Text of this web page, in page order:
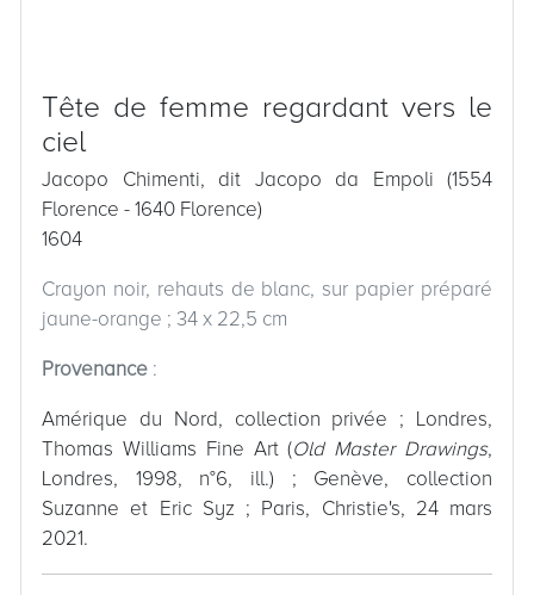
Tête de femme regardant vers le
ciel
Jacopo Chimenti, dit Jacopo da Empoli (1554
Florence - 1640 Florence)
1604
Crayon noir, rehauts de blanc, sur papier préparé
jaune-orange ; 34 x 22,5 cm
Provenance :
Amérique du Nord, collection privée ; Londres,
Thomas Williams Fine Art (Old Master Drawings,
Londres, 1998, n°6, ill.) ; Genève, collection
Suzanne et Eric Syz ; Paris, Christie's, 24 mars
2021.